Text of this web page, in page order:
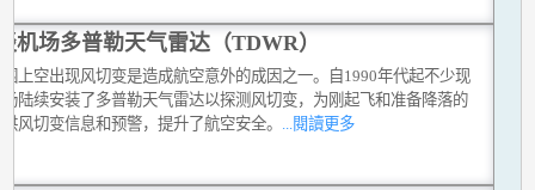
机场多普勒天气雷达（TDWR）
上空出现风切变是造成航空意外的成因之一。自1990年代起不少现
陆续安装了多普勒天气雷达以探测风切变，为刚起飞和准备降落的
风切变信息和预警，提升了航空安全。 ...閱讀更多